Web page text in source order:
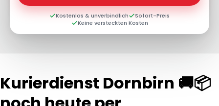
Kostenlos & unverbindlich
Sofort-Preis
Keine versteckten Kosten
Kurierdienst Dornbirn 🚚📦